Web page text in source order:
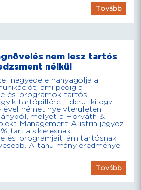
Tovább
nem lesz tartós
nélkül
negyede elhanyagolja a
ami pedig a
programok tartós
tartópillére – derül ki egy
német nyelvterületen
melyet a Horváth &
Management Austria jegyez.
tartja sikeresnek
programjait, ám tartósnak
A tanulmány eredményei
Tovább